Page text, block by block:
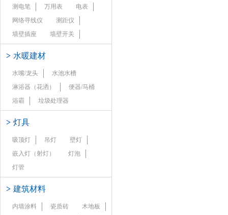
测电笔 万用表
电表
网络寻线仪
测距仪
墙壁插座
墙壁开关
> 水暖建材
水嘴/龙头
水池水槽
淋浴器（花洒）
便器/马桶
浴霸
垃圾处理器
> 灯具
吸顶灯 吊灯
壁灯
嵌入灯（射灯）
灯泡
灯管
> 建筑材料
内墙涂料 瓷质砖
木地板